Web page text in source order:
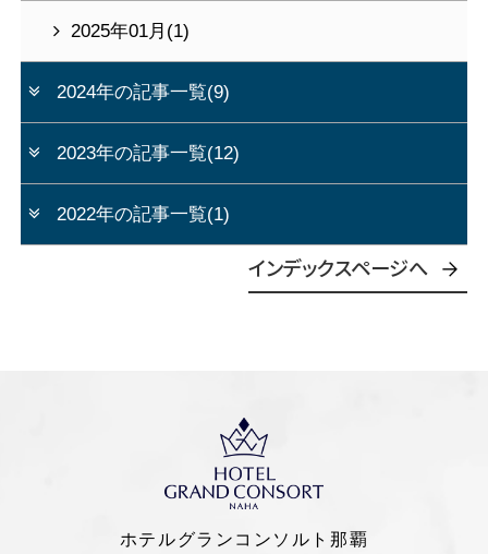
2025年01月(1)
2024年の記事一覧(9)
2023年の記事一覧(12)
2022年の記事一覧(1)
インデックスページへ
ホテルグランコンソルト那覇